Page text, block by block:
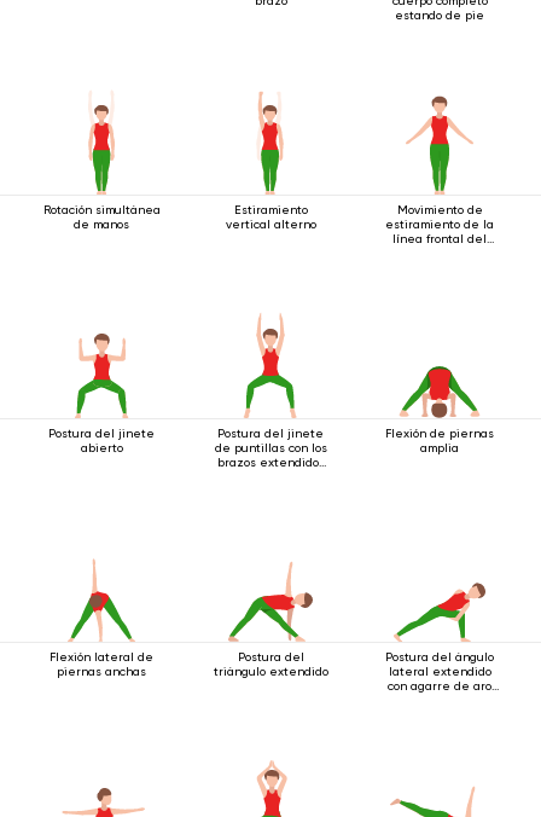
estando de pie
Rotación simultánea
de manos
Estiramiento
vertical alterno
Movimiento de
estiramiento de la
línea frontal del
Postura del jinete
abierto
Postura del jinete
de puntillas con los
brazos extendidos
Flexión de piernas
amplia
Flexión lateral de
piernas anchas
Postura del
triángulo extendido
Postura del ángulo
lateral extendido
con agarre de aro